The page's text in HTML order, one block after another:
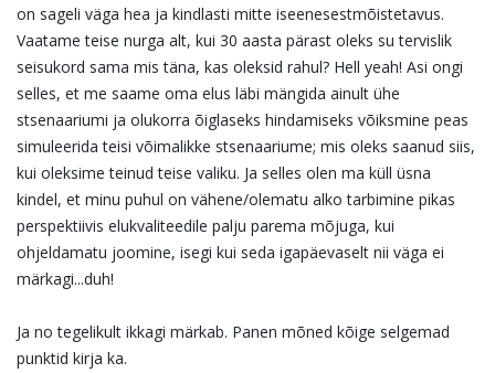
on sageli väga hea ja kindlasti mitte iseenesestmõistetavus.
Vaatame teise nurga alt, kui 30 aasta pärast oleks su tervislik
seisukord sama mis täna, kas oleksid rahul? Hell yeah! Asi ongi
selles, et me saame oma elus läbi mängida ainult ühe
stsenaariumi ja olukorra õiglaseks hindamiseks võiksmine peas
simuleerida teisi võimalikke stsenaariume; mis oleks saanud siis,
kui oleksime teinud teise valiku. Ja selles olen ma küll üsna
kindel, et minu puhul on vähene/olematu alko tarbimine pikas
perspektiivis elukvaliteedile palju parema mõjuga, kui
ohjeldamatu joomine, isegi kui seda igapäevaselt nii väga ei
märkagi...duh!
Ja no tegelikult ikkagi märkab. Panen mõned kõige selgemad
punktid kirja ka.